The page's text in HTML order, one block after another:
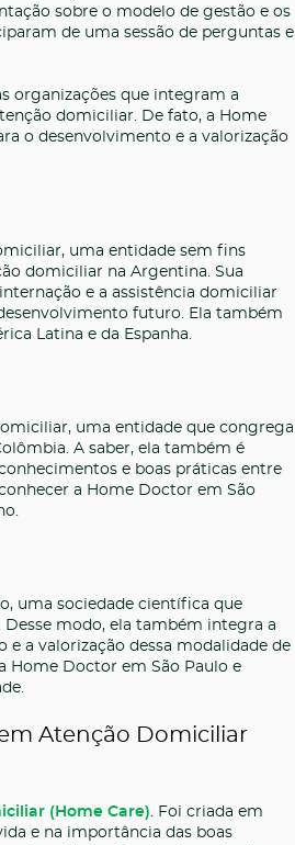
sobre o modelo de gestão e os
de uma sessão de perguntas e
organizações que integram a
domiciliar. De fato, a Home
o desenvolvimento e a valorização
uma entidade sem fins
domiciliar na Argentina. Sua
e a assistência domiciliar
futuro. Ela também
Latina e da Espanha.
uma entidade que congrega
A saber, ela também é
e boas práticas entre
a Home Doctor em São
uma sociedade científica que
modo, ela também integra a
a valorização dessa modalidade de
Home Doctor em São Paulo e
Atenção Domiciliar
(Home Care). Foi criada em
e na importância das boas